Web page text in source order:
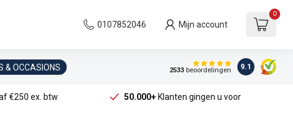
0107852046 Mijn account
0
& OCCASIONS 2533beoordelingen 9.1
€250 ex. btw 50.000+Klanten gingen u voor